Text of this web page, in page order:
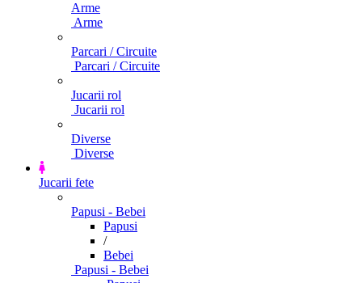
Arme
Arme
Parcari / Circuite
Parcari / Circuite
Jucarii rol
Jucarii rol
Diverse
Diverse
Jucarii fete
Papusi - Bebei
Papusi
/
Bebei
Papusi - Bebei